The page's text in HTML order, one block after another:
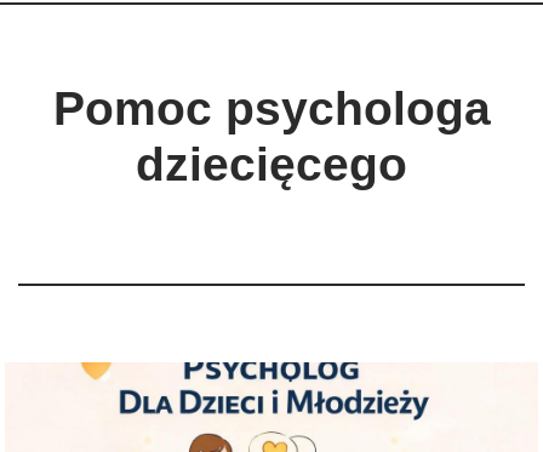
Pomoc psychologa
dziecięcego